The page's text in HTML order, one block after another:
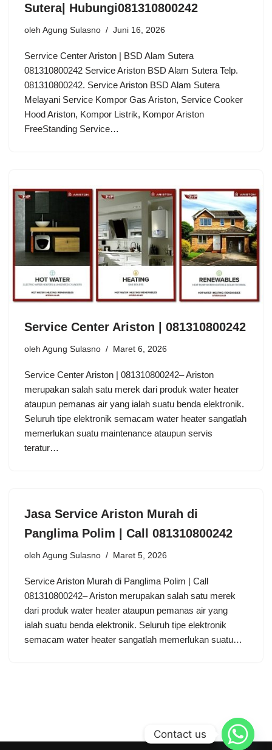
Sutera| Hubungi081310800242
oleh Agung Sulasno Juni 16, 2026
Serrvice Center Ariston | BSD Alam Sutera
081310800242 Service Ariston BSD Alam Sutera Telp.
081310800242. Service Ariston BSD Alam Sutera
Melayani Service Kompor Gas Ariston, Service Cooker
Hood Ariston, Kompor Listrik, Kompor Ariston
FreeStanding Service…
Service Center Ariston | 081310800242
oleh Agung Sulasno Maret 6, 2026
Service Center Ariston | 081310800242– Ariston
merupakan salah satu merek dari produk water heater
ataupun pemanas air yang ialah suatu benda elektronik.
Seluruh tipe elektronik semacam water heater sangatlah
memerlukan suatu maintenance ataupun servis
teratur…
Jasa Service Ariston Murah di
Panglima Polim | Call 081310800242
oleh Agung Sulasno Maret 5, 2026
Service Ariston Murah di Panglima Polim | Call
081310800242– Ariston merupakan salah satu merek
dari produk water heater ataupun pemanas air yang
ialah suatu benda elektronik. Seluruh tipe elektronik
semacam water heater sangatlah memerlukan suatu…
Contact us